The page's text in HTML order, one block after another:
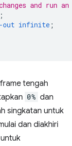
and run
;
out infinite ;
tengah
0% dan
singkatan untuk
dan diakhiri